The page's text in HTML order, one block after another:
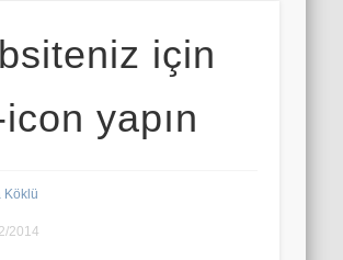
için
yapın
Köklü
2014